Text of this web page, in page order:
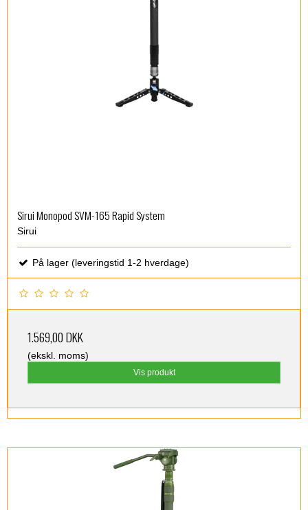
Sirui Monopod SVM-165 Rapid System
Sirui
På lager (leveringstid 1-2 hverdage)
1.569,00 DKK
(ekskl. moms)
Vis produkt